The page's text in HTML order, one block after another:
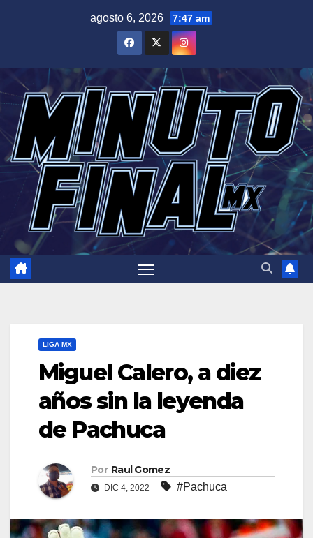
agosto 6, 2026 7:47 am
LIGA MX
Miguel Calero, a diez
años sin la leyenda
de Pachuca
Por Raul Gomez
DIC 4, 2022 #Pachuca